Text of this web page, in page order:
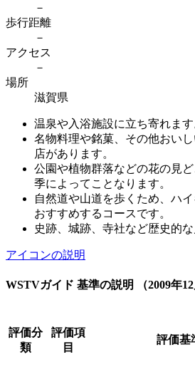
－
歩行距離
－
アクセス
－
場所
滋賀県
温泉や入浴施設に立ち寄れます
名物料理や銘菓、その他おい
店があります。
公園や植物群落などの花の見
季によってことなります。
自然道や山道を歩くため、ハ
おすすめするコースです。
史跡、城跡、寺社など歴史的
アイコンの説明
WSTVガイド 基準の説明 （2009年12
評価分
類
評価項
目
評価基